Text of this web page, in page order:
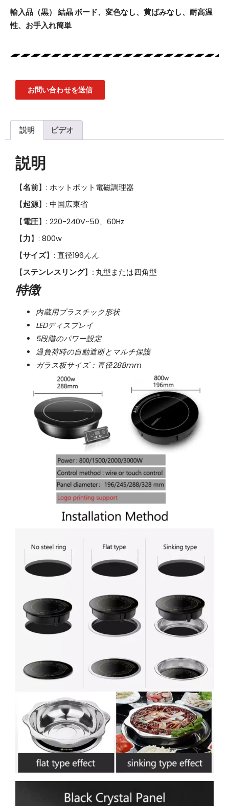
輸入品（黒） 結晶ボード、変色なし、黄ばみなし、耐高温
性、お手入れ簡単
お問い合わせを送信
説明 ビデオ
説明
【名前】: ホットポット電磁調理器
【起源】: 中国広東省
【電圧】: 220-240V~50、60Hz
【力】: 800w
【サイズ】: 直径196んん
【ステンレスリング】 : 丸型または四角型
特徴
内蔵用プラスチック形状
LEDディスプレイ
5段階のパワー設定
過負荷時の自動遮断とマルチ保護
ガラス板サイズ：直径288mm